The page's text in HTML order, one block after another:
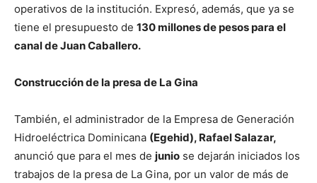
operativos de la institución. Expresó, además, que ya se
tiene el presupuesto de 130 millones de pesos para el
canal de Juan Caballero.
Construcción de la presa de La Gina
También, el administrador de la Empresa de Generación
Hidroeléctrica Dominicana (Egehid), Rafael Salazar,
anunció que para el mes de junio se dejarán iniciados los
trabajos de la presa de La Gina, por un valor de más de